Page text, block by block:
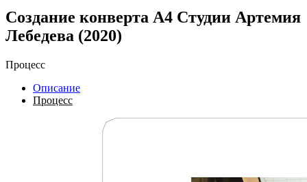
Создание конверта А4 Студии Артемия
Лебедева (2020)
Процесс
Описание
Процесс